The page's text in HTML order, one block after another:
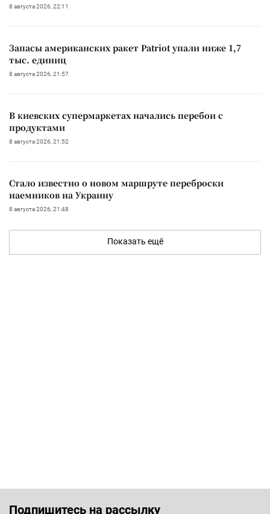
8 августа 2026, 22:11
Запасы американских ракет Patriot упали ниже 1,7
тыс. единиц
8 августа 2026, 21:57
В киевских супермаркетах начались перебои с
продуктами
8 августа 2026, 21:52
Стало известно о новом маршруте переброски
наемников на Украину
8 августа 2026, 21:48
Показать ещё
Подпишитесь на рассылку